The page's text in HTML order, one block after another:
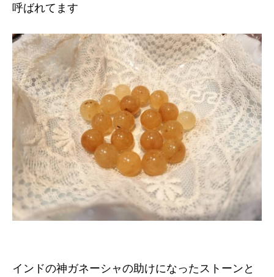
呼ばれてます
インドの神ガネーシャの助けになったストーンと